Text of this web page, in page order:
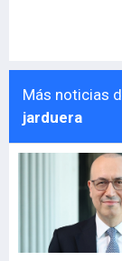
Más noticias
jarduera